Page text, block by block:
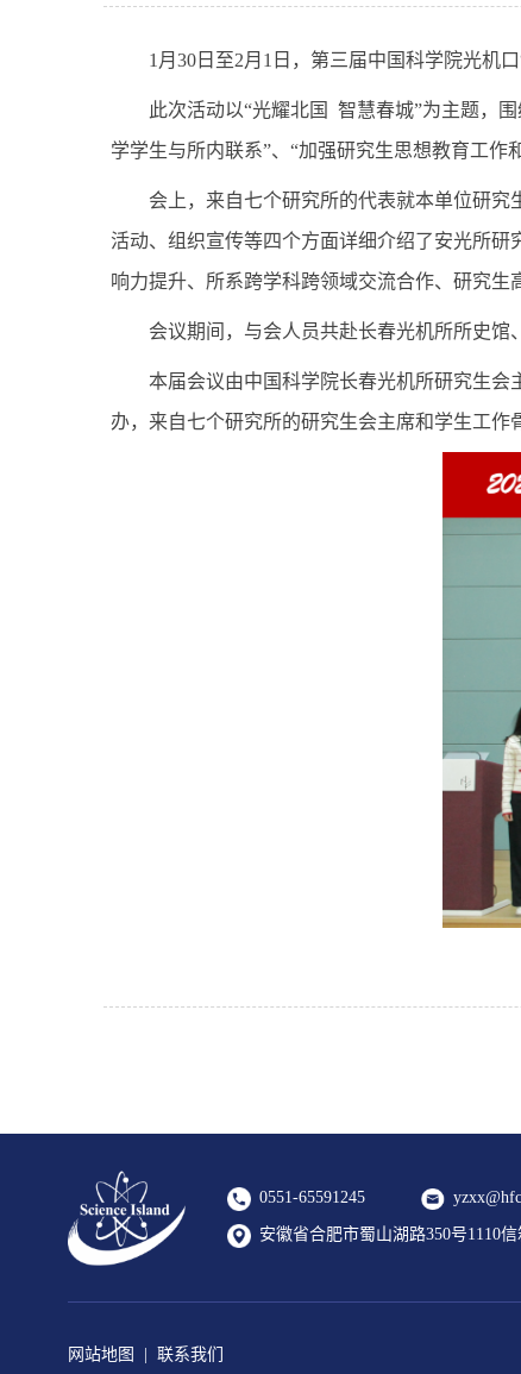
1月30日至2月1日，第三届中国科学院光机
此次活动以“光耀北国 智慧春城”为主题，围
学学生与所内联系”、 “加强研究生思想教育工作
会上，来自七个研究所的代表就本单位研究
活动、组织宣传等四个方面详细介绍了安光所研
响力提升、所系跨学科跨领域交流合作、研究生
会议期间，与会人员共赴长春光机所所史馆
本届会议由中国科学院长春光机所研究生
办，来自七个研究所的研究生会主席和学生工作
0551-65591245
安徽省合肥市蜀山湖路350号1110信
网站地图 联系我们